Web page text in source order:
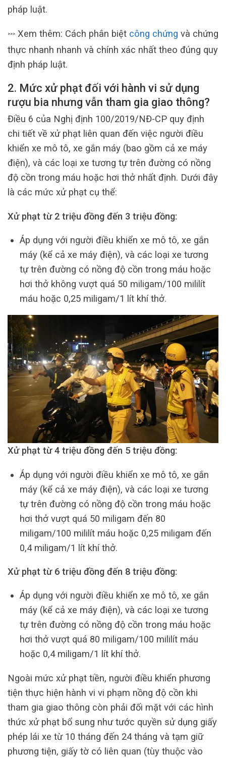
pháp luật.
>>> Xem thêm: Cách phân biệt công chứng và chứng
thực nhanh nhanh và chính xác nhất theo đúng quy
định pháp luật.
2. Mức xử phạt đối với hành vi sử dụng
rượu bia nhưng vẫn tham gia giao thông?
Điều 6 của Nghị định 100/2019/NĐ-CP quy định
chi tiết về xử phạt liên quan đến việc người điều
khiển xe mô tô, xe gắn máy (bao gồm cả xe máy
điện), và các loại xe tương tự trên đường có nồng
độ cồn trong máu hoặc hơi thở nhất định. Dưới đây
là các mức xử phạt cụ thể:
Xử phạt từ 2 triệu đồng đến 3 triệu đồng:
Áp dụng với người điều khiển xe mô tô, xe gắn
máy (kể cả xe máy điện), và các loại xe tương
tự trên đường có nồng độ cồn trong máu hoặc
hơi thở không vượt quá 50 miligam/100 mililít
máu hoặc 0,25 miligam/1 lít khí thở.
Xử phạt từ 4 triệu đồng đến 5 triệu đồng:
Áp dụng với người điều khiển xe mô tô, xe gắn
máy (kể cả xe máy điện), và các loại xe tương
tự trên đường có nồng độ cồn trong máu hoặc
hơi thở vượt quá 50 miligam đến 80
miligam/100 mililít máu hoặc 0,25 miligam đến
0,4 miligam/1 lít khí thở.
Xử phạt từ 6 triệu đồng đến 8 triệu đồng:
Áp dụng với người điều khiển xe mô tô, xe gắn
máy (kể cả xe máy điện), và các loại xe tương
tự trên đường có nồng độ cồn trong máu hoặc
hơi thở vượt quá 80 miligam/100 mililít máu
hoặc 0,4 miligam/1 lít khí thở.
Ngoài mức xử phạt tiền, người điều khiển phương
tiện thực hiện hành vi vi phạm nồng độ cồn khi
tham gia giao thông còn phải đối mặt với các hình
thức xử phạt bổ sung như tước quyền sử dụng giấy
phép lái xe từ 10 tháng đến 24 tháng và tạm giữ
phương tiện, giấy tờ có liên quan (tùy thuộc vào